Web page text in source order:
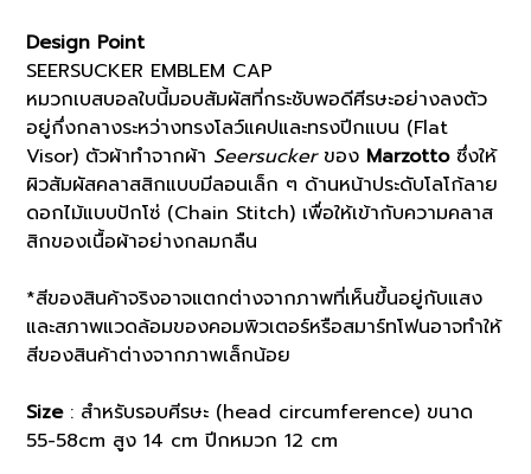
*ECS
quantity
Design Point
SEERSUCKER EMBLEM CAP
หมวกเบสบอลใบนี้มอบสัมผัสที่กระชับพอดีศีรษะอย่างลงตัว
อยู่กึ่งกลางระหว่างทรงโลว์แคปและทรงปีกแบน (Flat
Visor) ตัวผ้าทำจากผ้า Seersuckerของ Marzottoซึ่งให้
ผิวสัมผัสคลาสสิกแบบมีลอนเล็ก ๆ ด้านหน้าประดับโลโก้ลาย
ดอกไม้แบบปักโซ่ (Chain Stitch) เพื่อให้เข้ากับความคลาส
สิกของเนื้อผ้าอย่างกลมกลืน
*สีของสินค้าจริงอาจแตกต่างจากภาพที่เห็นขึ้นอยู่กับแสง
และสภาพแวดล้อมของคอมพิวเตอร์หรือสมาร์ทโฟนอาจทำให้
สีของสินค้าต่างจากภาพเล็กน้อย
Size: สำหรับรอบศีรษะ (head circumference) ขนาด
55-58cm สูง 14 cm ปีกหมวก 12 cm